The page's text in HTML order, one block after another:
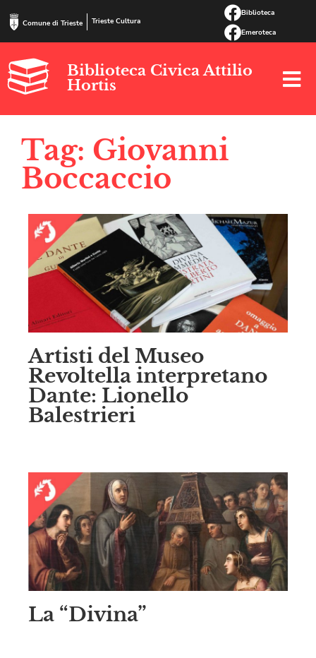
Comune di Trieste Trieste Cultura
Biblioteca
Emeroteca
Biblioteca Civica Attilio
Hortis
Tag: Giovanni
Boccaccio
Artisti del Museo
Revoltella interpretano
Dante: Lionello
Balestrieri
La “Divina”